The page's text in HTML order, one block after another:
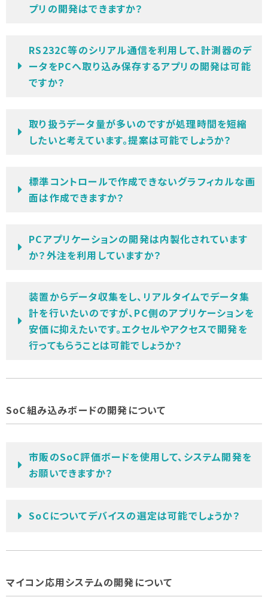
プリの開発はできますか？
RS232C等のシリアル通信を利用して、計測器のデ
ータをPCへ取り込み保存するアプリの開発は可能
ですか？
取り扱うデータ量が多いのですが処理時間を短縮
したいと考えています。提案は可能でしょうか？
標準コントロールで作成できないグラフィカルな画
面は作成できますか？
PCアプリケーションの開発は内製化されています
か？外注を利用していますか？
装置からデータ収集をし、リアルタイムでデータ集
計を行いたいのですが、PC側のアプリケーションを
安価に抑えたいです。エクセルやアクセスで開発を
行ってもらうことは可能でしょうか？
SoC組み込みボードの開発について
市販のSoC評価ボードを使用して、システム開発を
お願いできますか？
SoCについてデバイスの選定は可能でしょうか？
マイコン応用システムの開発について